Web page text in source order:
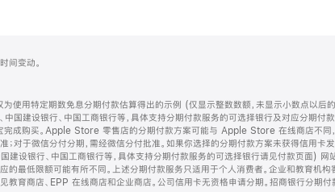
间变动。
为使用特定期数免息分期付款估算得出的示例 (仅显示整数数额，未显示小数点以后
中国建设银行、中国工商银行等，具体支持分期付款服务的可选择银行及对应分期
完成购买。Apple Store 零售店的分期付款方案可能与 Apple Store 在线商店不同
；对于微信分付分期，需经微信分付批准。如果你选择的分期付款方案未获得信用
建设银行、中国工商银行等，具体支持分期付款服务的可选择银行请见付款页面)
应的最低限额可能有所不同。上述分期付款服务只适用于个人消费者。企业和教育
见教育商店、EPP 在线商店和企业商店。公司信用卡无资格申请分期。招商银行分